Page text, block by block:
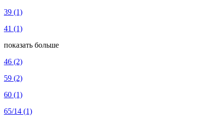
39 (1)
41 (1)
показать больше
46 (2)
59 (2)
60 (1)
65/14 (1)